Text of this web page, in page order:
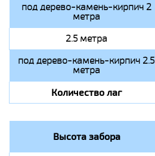
под дерево-камень-кирпич 2
метра
2.5 метра
под дерево-камень-кирпич 2.5
метра
Количество лаг
Высота забора